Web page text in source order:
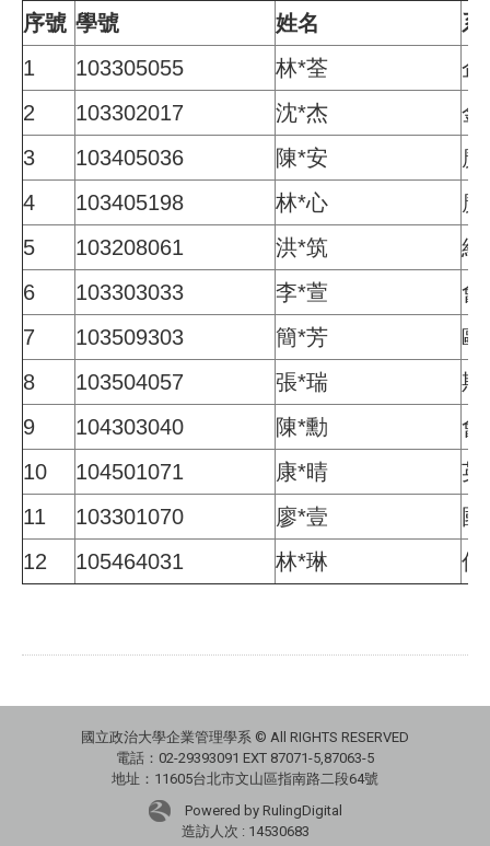
序號 學號 姓名
系
1
103305055 林*荃
企
2
103302017 沈*杰
金
3
103405036 陳*安
廣
4
103405198 林*心
廣
5
103208061 洪*筑
經
6
103303033 李*萱
會
7
103509303 簡*芳
歐
8
103504057 張*瑞
斯
9
104303040 陳*勳
會
10
104501071 康*晴
英
11
103301070 廖*壹
國
12
105464031 林*琳 傳
國立政治大學企業管理學系 © All RIGHTS RESERVED
電話：02-29393091 EXT 87071-5,87063-5
地址：11605台北市文山區指南路二段64號
Powered by RulingDigital
造訪人次 : 14530683